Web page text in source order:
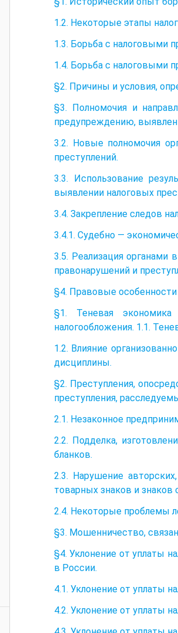
1.2. Некоторые этапы
1.3. Борьба с налоговыми
1.4. Борьба с налоговыми
§2. Причины и условия,
§3. Полномочия и
предупреждению,
3.2. Новые полномочия
преступлений.
3.3. Использование
выявлении налоговых
3.4. Закрепление следов
3.4.1. Судебно —
3.5. Реализация
правонарушений и
§4. Правовые
§1. Теневая
налогообложения. 1.1.
1.2. Влияние
дисциплины.
§2. Преступления,
преступления,
2.1. Незаконное
2.2. Подделка,
бланков.
2.3. Нарушение
товарных знаков и знаков
2.4. Некоторые проблемы
§3. Мошенничество,
§4. Уклонение от уплаты
в России.
4.1. Уклонение от уплаты
4.2. Уклонение от уплаты